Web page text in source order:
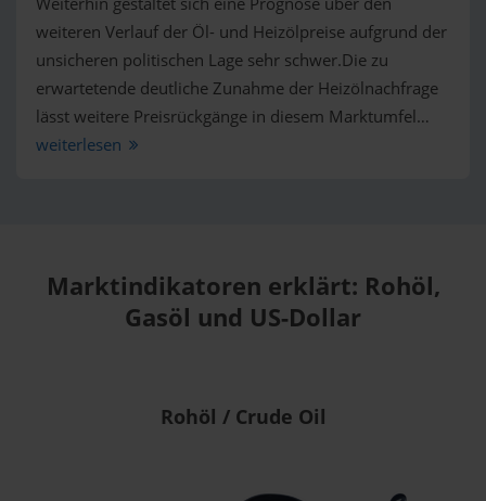
weiteren Verlauf der Öl- und Heizölpreise aufgrund der
unsicheren politischen Lage sehr schwer.Die zu
erwartetende deutliche Zunahme der Heizölnachfrage
lässt weitere Preisrückgänge in diesem Marktumfel…
weiterlesen
Marktindikatoren erklärt: Rohöl,
Gasöl und US-Dollar
Rohöl / Crude Oil